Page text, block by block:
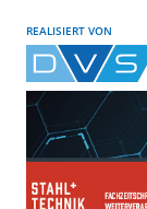
REALISIERT VON